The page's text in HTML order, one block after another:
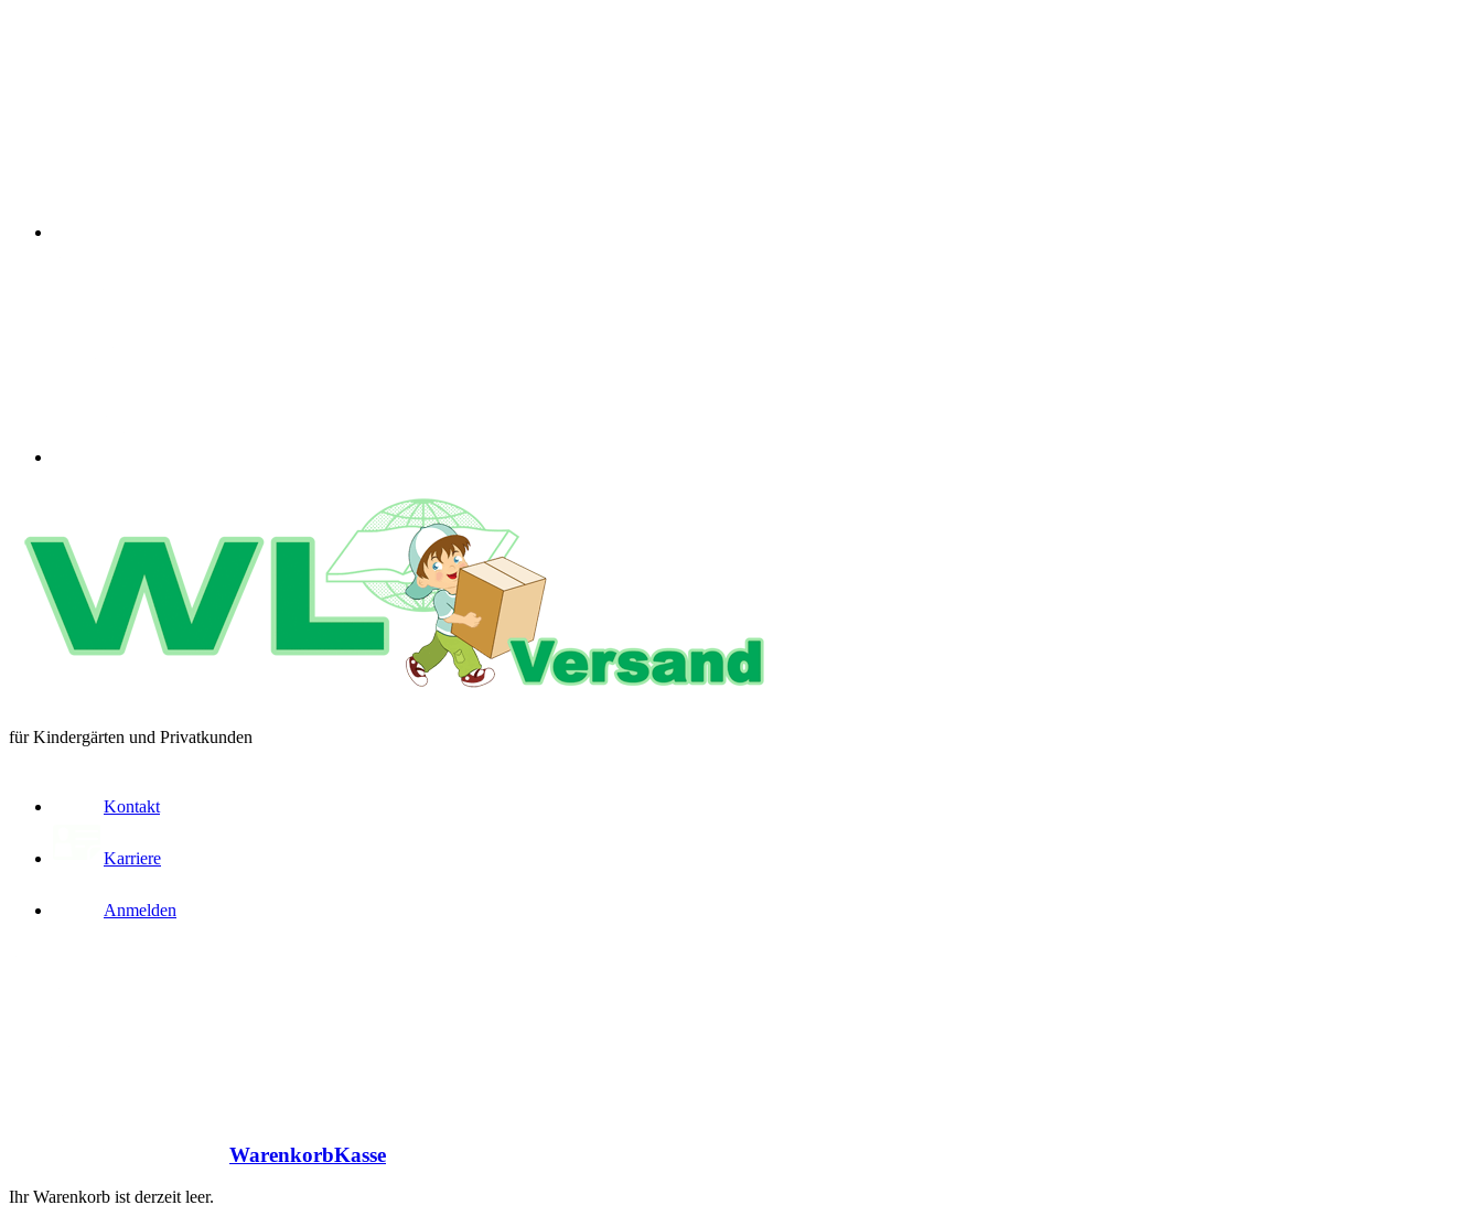
für Kindergärten und Privatkunden
Kontakt
Karriere
Anmelden
WarenkorbKasse
Ihr Warenkorb ist derzeit leer.